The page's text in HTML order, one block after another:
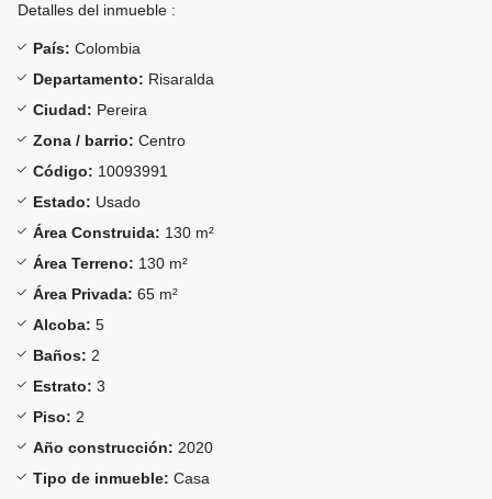
Detalles del inmueble :
País: Colombia
Departamento: Risaralda
Ciudad: Pereira
Zona / barrio: Centro
Código: 10093991
Estado: Usado
Área Construida: 130 m²
Área Terreno: 130 m²
Área Privada: 65 m²
Alcoba: 5
Baños: 2
Estrato: 3
Piso: 2
Año construcción: 2020
Tipo de inmueble: Casa